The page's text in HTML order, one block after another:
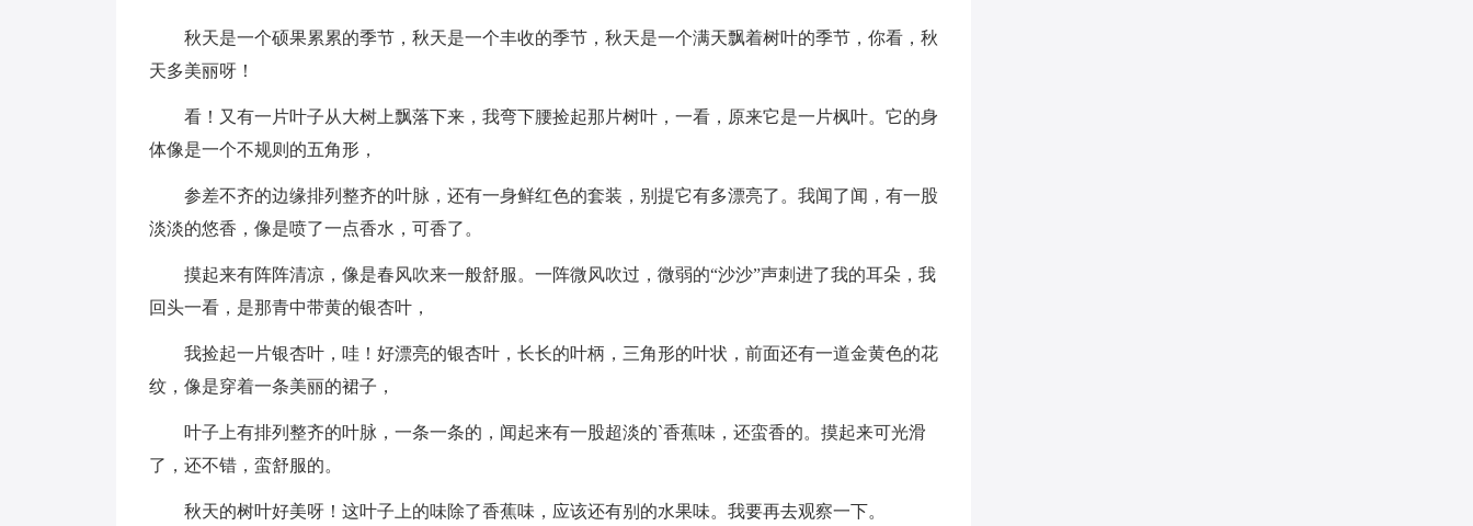
秋天是一个硕果累累的季节，秋天是一个丰收的季节，秋天是一个满天飘着树叶的季节，你看，秋
天多美丽呀！
看！又有一片叶子从大树上飘落下来，我弯下腰捡起那片树叶，一看，原来它是一片枫叶。它的身
体像是一个不规则的五角形，
参差不齐的边缘排列整齐的叶脉，还有一身鲜红色的套装，别提它有多漂亮了。我闻了闻，有一股
淡淡的悠香，像是喷了一点香水，可香了。
摸起来有阵阵清凉，像是春风吹来一般舒服。一阵微风吹过，微弱的“沙沙”声刺进了我的耳朵，我
回头一看，是那青中带黄的银杏叶，
我捡起一片银杏叶，哇！好漂亮的银杏叶，长长的叶柄，三角形的叶状，前面还有一道金黄色的花
纹，像是穿着一条美丽的裙子，
叶子上有排列整齐的叶脉，一条一条的，闻起来有一股超淡的`香蕉味，还蛮香的。摸起来可光滑
了，还不错，蛮舒服的。
秋天的树叶好美呀！这叶子上的味除了香蕉味，应该还有别的水果味。我要再去观察一下。